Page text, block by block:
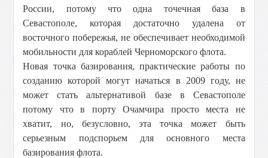
России, потому что одна точечная база в
Севастополе, которая достаточно удалена от
восточного побережья, не обеспечивает необходимой
мобильности для кораблей Черноморского флота.
Новая точка базирования, практические работы по
созданию которой могут начаться в 2009 году, не
может стать альтернативой базе в Севастополе
потому что в порту Очамчира просто места не
хватит, но, безусловно, эта точка может быть
серьезным подспорьем для основного места
базирования флота.